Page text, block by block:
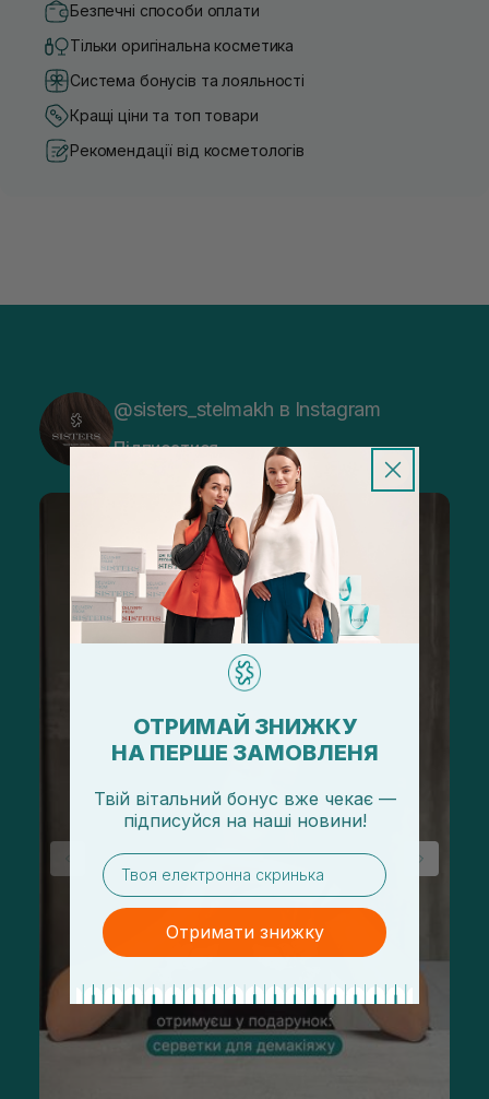
Безпечні способи оплати
Тільки оригінальна косметика
Система бонусів та лояльності
Кращі ціни та топ товари
Рекомендації від косметологів
@sisters_stelmakh в Instagram
Підписатися
ОТРИМАЙ ЗНИЖКУ
НА ПЕРШЕ ЗАМОВЛЕНЯ
Твій вітальний бонус вже чекає —
підписуйся на наші новини!
email
Отримати знижку